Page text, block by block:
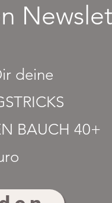
deine
BAUCH 40+